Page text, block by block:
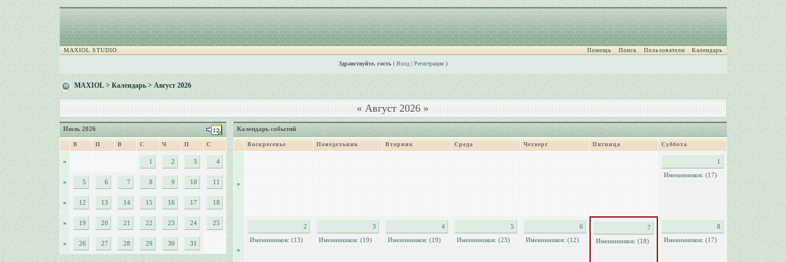
MAXIOL STUDIO Помощь Поиск Пользователи Календарь
Здравствуйте, гость( Вход| Регистрация)
MAXIOL>Календарь> Август 2026
«Август 2026»
Июль 2026
В П В С Ч П С
» 1 2 3 4
» 5 6 7 8 9 10 11
» 12 13 14 15 16 17 18
» 19 20 21 22 23 24 25
» 26 27 28 29 30 31
Календарь событий
Воскресенье Понедельник Вторник Среда Четверг Пятница Суббота
»
1
Именинников: (17)
»
2
Именинников: (13)
3
Именинников: (19)
4
Именинников: (19)
5
Именинников: (23)
6
Именинников: (12)
7
Именинников: (18)
8
Именинников: (17)